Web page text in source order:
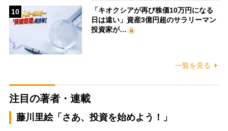
10
「キオクシアが再び株価10万円になる
日は遠い」資産3億円超のサラリーマン
投資家が…
一覧を見る
注目の著者・連載
藤川里絵「さあ、投資を始めよう！」